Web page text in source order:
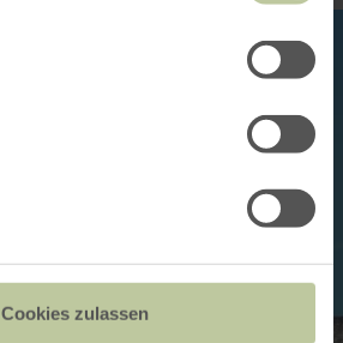
Cookies zulassen